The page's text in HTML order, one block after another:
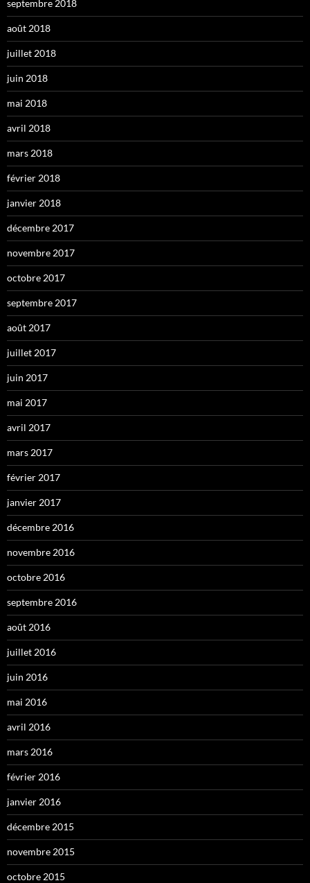
septembre 2018
août 2018
juillet 2018
juin 2018
mai 2018
avril 2018
mars 2018
février 2018
janvier 2018
décembre 2017
novembre 2017
octobre 2017
septembre 2017
août 2017
juillet 2017
juin 2017
mai 2017
avril 2017
mars 2017
février 2017
janvier 2017
décembre 2016
novembre 2016
octobre 2016
septembre 2016
août 2016
juillet 2016
juin 2016
mai 2016
avril 2016
mars 2016
février 2016
janvier 2016
décembre 2015
novembre 2015
octobre 2015